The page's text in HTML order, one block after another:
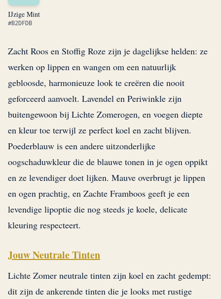
IJzige Mint
#B2DFDB
Zacht Roos en Stoffig Roze zijn je dagelijkse helden: ze
werken op lippen en wangen om een natuurlijk
gebloosde, harmonieuze look te creëren die nooit
geforceerd aanvoelt. Lavendel en Periwinkle zijn
buitengewoon bij Lichte Zomerogen, en voegen diepte
en kleur toe terwijl ze perfect koel en zacht blijven.
Poederblauw is een andere uitzonderlijke
oogschaduwkleur die de blauwe tonen in je ogen oppikt
en ze levendiger doet lijken. Mauve overbrugt je lippen
en ogen prachtig, en Zachte Framboos geeft je een
levendige lipoptie die nog steeds je koele, delicate
kleuring respecteert.
Jouw Neutrale Tinten
Lichte Zomer neutrale tinten zijn koel en zacht gedempt:
dit zijn de ankerende tinten die je looks met rustige